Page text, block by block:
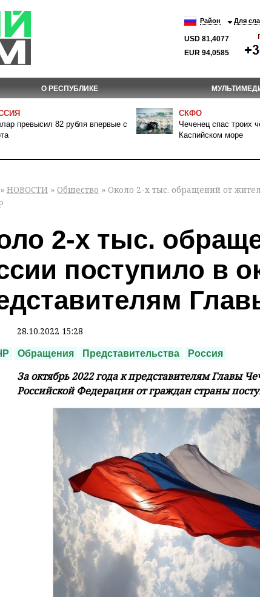
Район Для
USD 81,4077
EUR 94,0585
О РЕСПУБЛИКЕ
превысил 82 рубля впервые с
СКФО
Чеченец спас троих
Каспийском море
» НОВОСТИ » Общество » Около 2-х тыс. обращений от
2-х тыс.
поступило в
28.10.2022 15:28
Обращения Представительства Россия
За октябрь 2022 года к представителям Главы
Российской Федерации от граждан страны